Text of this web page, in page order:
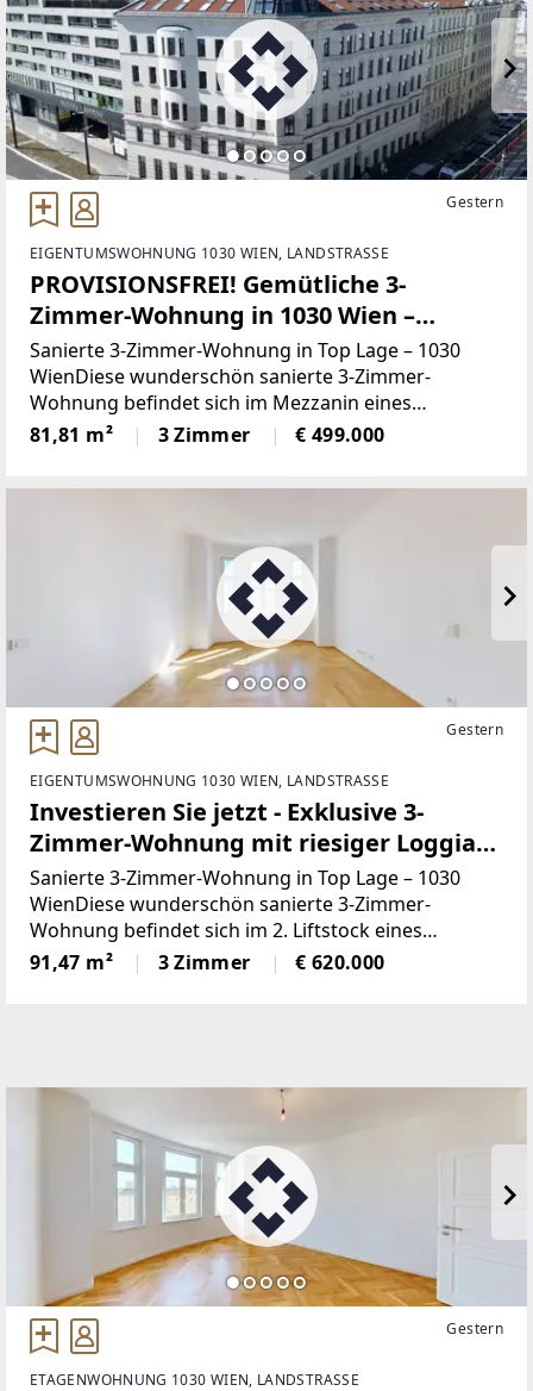
Gestern
EIGENTUMSWOHNUNG 1030 WIEN, LANDSTRASSE
PROVISIONSFREI! Gemütliche 3-
Zimmer-Wohnung in 1030 Wien –
hochwertige Ausstattung,
Fußbodenheizung!
Sanierte 3-Zimmer-Wohnung in Top Lage – 1030
WienDiese wunderschön sanierte 3-Zimmer-
Wohnung befindet sich im Mezzanin eines
historischen Altbaus in bester Lage des 3. Bezirks.
Sie überzeugt durch ihre hochwertige Ausstattung,
81,81 m² 3 Zimmer € 499.000
Gestern
EIGENTUMSWOHNUNG 1030 WIEN, LANDSTRASSE
Investieren Sie jetzt - Exklusive 3-
Zimmer-Wohnung mit riesiger Loggia
in 1030 Wien – hochwertige
Ausstattung
Sanierte 3-Zimmer-Wohnung in Top Lage – 1030
WienDiese wunderschön sanierte 3-Zimmer-
Wohnung befindet sich im 2. Liftstock eines
historischen Altbaus in bester Lage des 3. Bezirks.
Sie überzeugt durch ihre hochwertige Ausstattung,
91,47 m² 3 Zimmer € 620.000
Gestern
ETAGENWOHNUNG 1030 WIEN, LANDSTRASSE